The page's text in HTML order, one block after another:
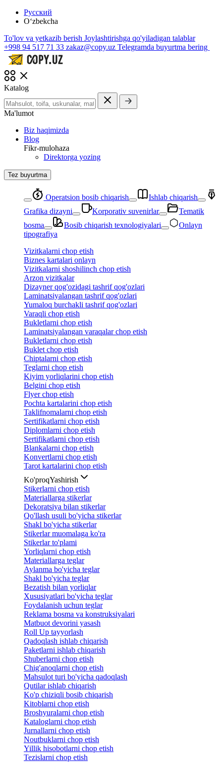
Русский
O‘zbekcha
To'lov va yetkazib berish Joylashtirishga qo'yiladigan talablar
+998 94 517 71 33 zakaz@copy.uz Telegramda buyurtma bering
Katalog
Ma'lumot
Biz haqimizda
Blog
Fikr-mulohaza
Direktorga yozing
Tez buyurtma
Operatsion bosib chiqarish
Ishlab chiqarish
Grafika dizayni
Korporativ suvenirlar
Tematik
bosma
Bosib chiqarish texnologiyalari
Onlayn
tipografiya
Vizitkalarni chop etish
Biznes kartalari onlayn
Vizitkalarni shoshilinch chop etish
Arzon vizitkalar
Dizayner qog'ozidagi tashrif qog'ozlari
Laminatsiyalangan tashrif qog'ozlari
Yumaloq burchakli tashrif qog'ozlari
Varaqli chop etish
Bukletlarni chop etish
Laminatsiyalangan varaqalar chop etish
Bukletlarni chop etish
Buklet chop etish
Chiptalarni chop etish
Teglarni chop etish
Kiyim yorliqlarini chop etish
Belgini chop etish
Flyer chop etish
Pochta kartalarini chop etish
Taklifnomalarni chop etish
Sertifikatlarni chop etish
Diplomlarni chop etish
Sertifikatlarni chop etish
Blankalarni chop etish
Konvertlarni chop etish
Tarot kartalarini chop etish
Ko'proqYashirish
Stikerlarni chop etish
Materiallarga stikerlar
Dekoratsiya bilan stikerlar
Qo'llash usuli bo'yicha stikerlar
Shakl bo'yicha stikerlar
Stikerlar muomalaga ko'ra
Stikerlar to'plami
Yorliqlarni chop etish
Materiallarga teglar
Aylanma bo'yicha teglar
Shakl bo'yicha teglar
Bezatish bilan yorliqlar
Xususiyatlari bo'yicha teglar
Foydalanish uchun teglar
Reklama bosma va konstruksiyalari
Matbuot devorini yasash
Roll Up tayyorlash
Qadoqlash ishlab chiqarish
Paketlarni ishlab chiqarish
Shuberlarni chop etish
Chig'anoqlarni chop etish
Mahsulot turi bo'yicha qadoqlash
Qutilar ishlab chiqarish
Ko'p chiziqli bosib chiqarish
Kitoblarni chop etish
Broshyuralarni chop etish
Kataloglarni chop etish
Jurnallarni chop etish
Noutbuklarni chop etish
Yillik hisobotlarni chop etish
Tezislarni chop etish